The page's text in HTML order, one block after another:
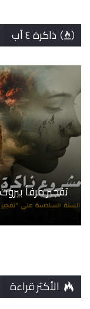
ذاكرة ٤ آب
تفجير مرفأ
الأكثر قراءة